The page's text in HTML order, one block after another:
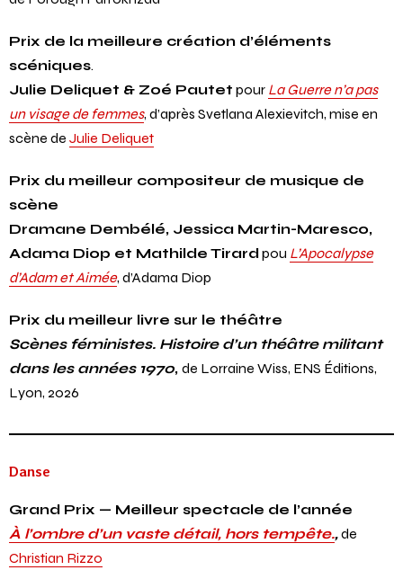
Mina Kavani
de Forough Farrokhzad
Prix de la meilleure création d’éléments
scéniques.
Julie Deliquet & Zoé Pautet
La Guerre n’a pas
un visage de femmes, d’après Svetlana Alexievitch, mise en
scène de Julie Deliquet
Dramane Dembélé, Jessica Martin-Maresco,
Adama Diop et Mathilde Tirard
d’Adam et Aimée, d’Adama Diop
Prix du meilleur livre sur le théâtre
Scènes féministes. Histoire d’un théâtre militant
dans les années 1970
Danse
Grand Prix — Meilleur spectacle de l’année
À l’ombre d’un vaste détail, hors tempête.